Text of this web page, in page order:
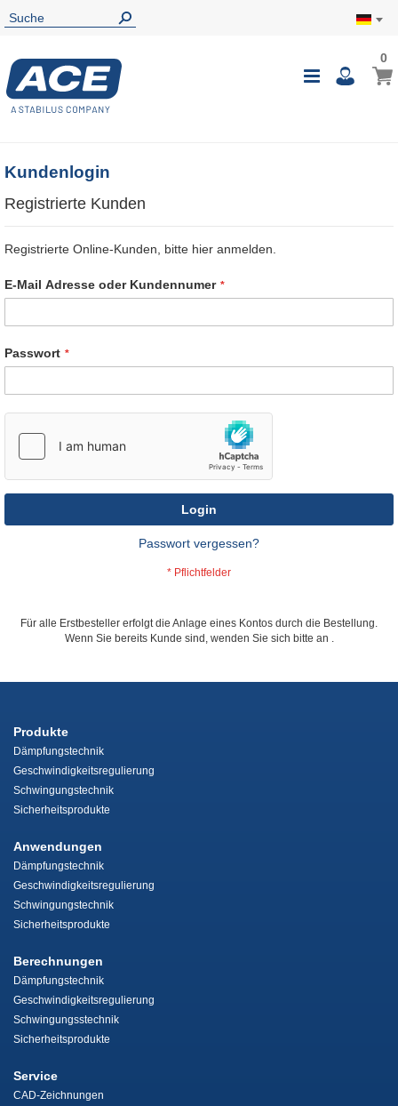
00
Kundenlogin
Registrierte Kunden
Registrierte Online-Kunden, bitte hier anmelden.
E-Mail Adresse oder Kundennumer
Passwort
Login
Passwort vergessen?
Für alle Erstbesteller erfolgt die Anlage eines Kontos durch die Bestellung.
Wenn Sie bereits Kunde sind, wenden Sie sich bitte an .
Produkte
Dämpfungstechnik
Geschwindigkeitsregulierung
Schwingungstechnik
Sicherheitsprodukte
Anwendungen
Dämpfungstechnik
Geschwindigkeitsregulierung
Schwingungstechnik
Sicherheitsprodukte
Berechnungen
Dämpfungstechnik
Geschwindigkeitsregulierung
Schwingungsstechnik
Sicherheitsprodukte
Service
CAD-Zeichnungen